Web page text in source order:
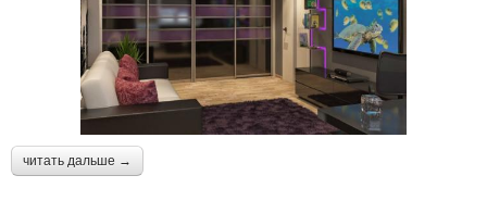
читать дальше →